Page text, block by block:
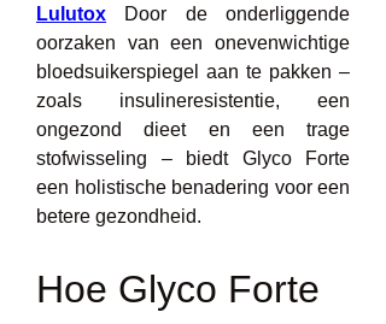
Lulutox Door de onderliggende
oorzaken van een onevenwichtige
bloedsuikerspiegel aan te pakken –
zoals insulineresistentie, een
ongezond dieet en een trage
stofwisseling – biedt Glyco Forte
een holistische benadering voor een
betere gezondheid.
Hoe Glyco Forte